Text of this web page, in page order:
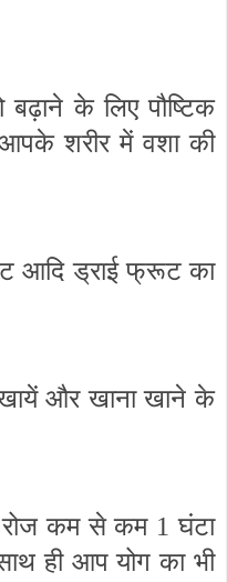
के लिए पौष्टिक
शरीर में वशा की
आदि ड्राई फ्रूट का
खायें और खाना खाने के
कम से कम 1 घंटा
ही आप योग का भी